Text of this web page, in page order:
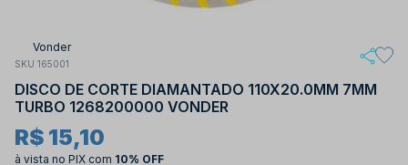
Vonder
SKU 165001
DISCO DE CORTE DIAMANTADO 110X20.0MM 7MM
TURBO 1268200000 VONDER
R$ 15,10
à vista no PIX com 10% OFF